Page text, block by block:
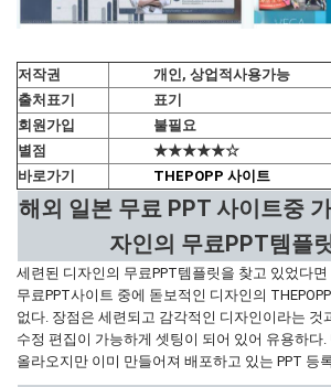
저작권
개인, 상업적사용가능
출처표기
표기
회원가입
불필요
별점
★★★★★☆
바로가기
THEPOPP 사이트
해외 일본 무료 PPT 사이트중
자인의 무료PPT템플
세련된 디자인의 무료PPT템플릿을 찾고 있었다
무료PPT사이트 중에 돋보적인 디자인의
없다. 장점은 세련되고 감각적인 디자인이라는 것
수정 편집이 가능하게 셋팅이 되어 있어 유용하다
올라오지만 이미 만들어져 배포하고 있는 PPT 등